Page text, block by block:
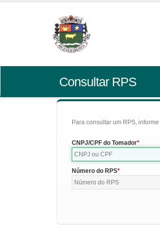
Consultar RPS
Para consultar um RPS,
CNPJ/CPF do Tomador
Número do RPS